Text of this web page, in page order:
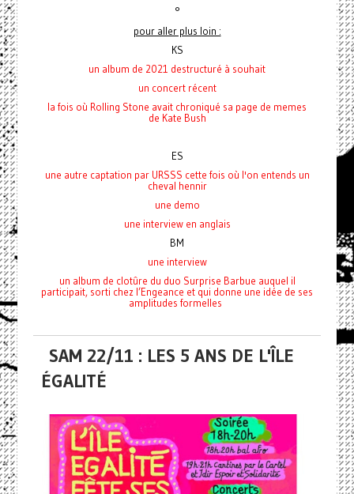
°
pour aller plus loin :
KS
un album de 2021 destructuré à souhait
un concert récent
la fois où Rolling Stone avait chroniqué sa page de memes
de Kate Bush
ES
une autre captation par URSSS cette fois où l'on entends un
cheval hennir
une demo
une interview en anglais
BM
une interview
un album de clotûre du duo Surprise Barbue auquel il
participait, sorti chez l’Engeance et qui donne une idée de ses
amplitudes formelles
SAM 22/11 : LES 5 ANS DE L'ÎLE
ÉGALITÉ